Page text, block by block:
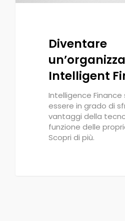
Diventare
Intelligent
Intelligence Finance
essere in grado di
vantaggi della
funzione delle
Scopri di più.